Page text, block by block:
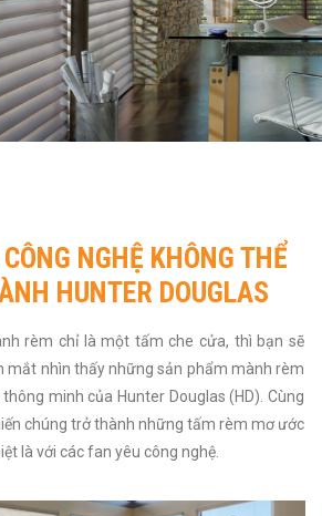
NGHỆ KHÔNG THỂ
HUNTER DOUGLAS
rèm chỉ là một tấm che cửa, thì bạn sẽ
mắt nhìn thấy những sản phẩm mành rèm
minh của Hunter Douglas (HD). Cùng
chúng trở thành những tấm rèm mơ ước
là với các fan yêu công nghệ.